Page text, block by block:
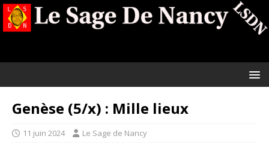
Genèse (5/x) : Mille lieux
11 juin 2024 Le Sage de Nancy